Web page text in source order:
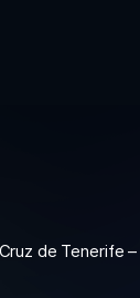
de Tenerife –